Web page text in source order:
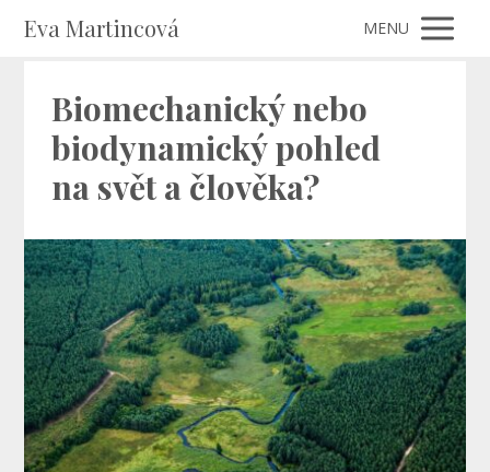
Eva Martincová MENU
Biomechanický nebo
biodynamický pohled
na svět a člověka?